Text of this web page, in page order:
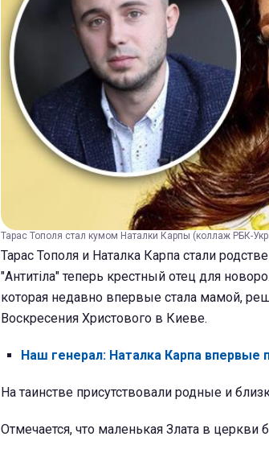
Тарас Тополя стал кумом Наталки Карпы (коллаж РБК-
Тарас Тополя и Наталка Карпа стали
"Антитіла" теперь крестный отец для
которая недавно впервые стала мамой,
Воскресения Христового в Киеве.
Наш генерал: Наталка Карпа впервые
На таинстве присутствовали родные и
Отмечается, что маленькая Злата в церкви